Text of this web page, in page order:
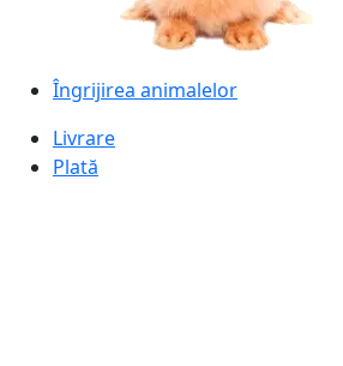
Îngrijirea animalelor
Livrare
Plată